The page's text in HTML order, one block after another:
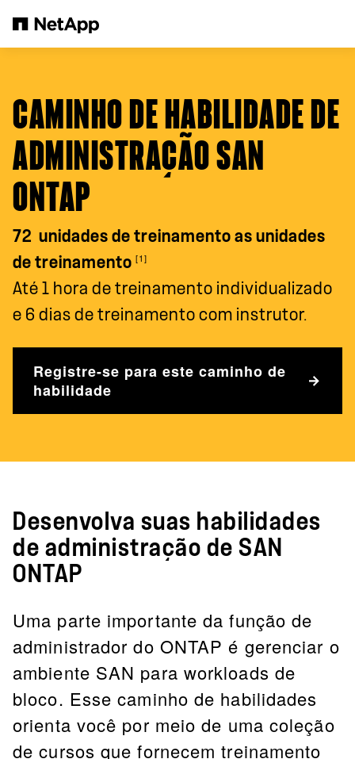
CAMINHO DE HABILIDADE DE
ADMINISTRAÇÃO SAN
ONTAP
72 unidades de treinamento as unidades
de treinamento [1]
Até 1 hora de treinamento individualizado
e 6 dias de treinamento com instrutor.
Registre-se para este caminho de
habilidade
Desenvolva suas habilidades
de administração de SAN
ONTAP
Uma parte importante da função de
administrador do ONTAP é gerenciar o
ambiente SAN para workloads de
bloco. Esse caminho de habilidades
orienta você por meio de uma coleção
de cursos que fornecem treinamento